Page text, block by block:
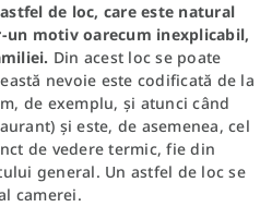
de loc, care este natural
motiv oarecum inexplicabil,
Din acest loc se poate
nevoie este codificată de la
de exemplu, și atunci când
și este, de asemenea, cel
de vedere termic, fie din
general. Un astfel de loc se
camerei.